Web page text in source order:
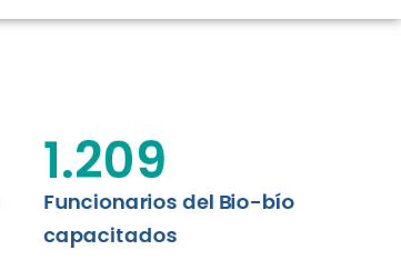
Funcionarios del Bio-bío
capacitados
1.209